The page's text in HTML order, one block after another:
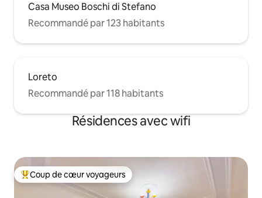
Casa Museo Boschi di Stefano
Recommandé par 123 habitants
Loreto
Recommandé par 118 habitants
Résidences avec wifi
Coups de cœur voyageurs les plus appréciés
Coup de cœur voyageurs